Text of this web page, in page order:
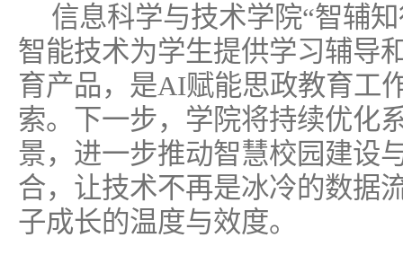
信息科学与技术学院“智辅
智能技术为学生提供学习辅导
育产品，是AI赋能思政教育工
索。下一步，学院将持续优化
景，进一步推动智慧校园建设
合，让技术不再是冰冷的数据
子成长的温度与效度。